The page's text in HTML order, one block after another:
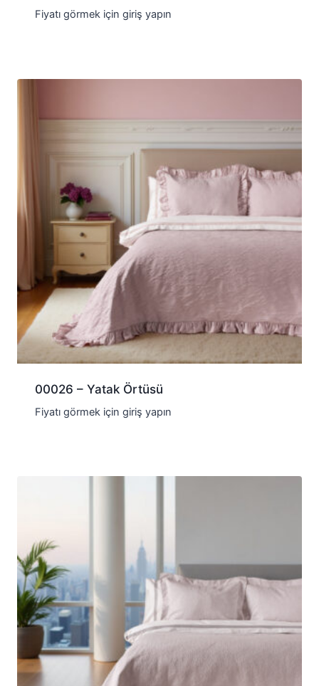
Fiyatı görmek için giriş yapın
00026 – Yatak Örtüsü
Fiyatı görmek için giriş yapın